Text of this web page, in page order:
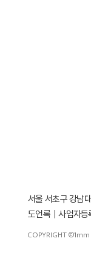
서울 서초구 강남
도언록｜사업자
COPYRIGHT